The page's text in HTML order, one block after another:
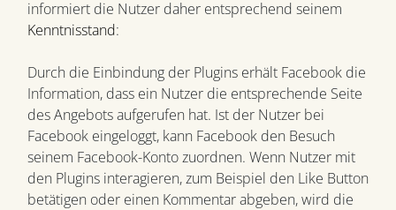
informiert die Nutzer daher entsprechend seinem
Kenntnisstand:
Durch die Einbindung der Plugins erhält Facebook die
Information, dass ein Nutzer die entsprechende Seite
des Angebots aufgerufen hat. Ist der Nutzer bei
Facebook eingeloggt, kann Facebook den Besuch
seinem Facebook-Konto zuordnen. Wenn Nutzer mit
den Plugins interagieren, zum Beispiel den Like Button
betätigen oder einen Kommentar abgeben, wird die